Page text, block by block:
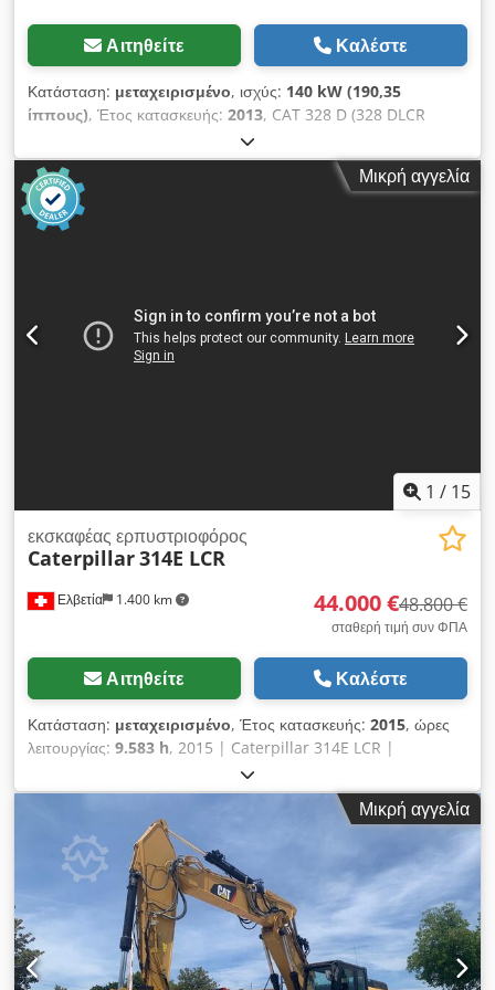
Αιτηθείτε Καλέστε
Κατάσταση: μεταχειρισμένο, ισχύς: 140 kW (190,35
ίππους), Έτος κατασκευής: 2013, CAT 328 D (328 DLCR
ZTAL) εκσκαφέας σηράγγων Πολλά επιπλέον εξαρτήματα
διαθέσιμα με επιπλέον χρέωση, π.χ. πλήρης άνω κατασκευή
κ.ά.!! • Ισχύς: 140 kW (190 hp) • Αρθρωτός/αναδιπλούμενος
βραχίονας για εργασίες σε σήραγγες • Ταχυπροσαρμογέας •
Υποστήριξη με ασπίδα • Κλιματισμός • Έκδοση κοντής ουράς •
Codpewmpcusfx Actjha - Γερμανικό μηχάνημα! - Σε
λειτουργία! - Όλοι οι σέρβις πραγματοποιήθηκαν από τη
Zeppelin / Caterpillar Επιφυλάξεις για τυχόν λάθη και
Μικρή αγγελία
1 / 15
Ελβετία 1.400 km
εκσκαφέας ερπυστριοφόρος
Caterpillar314E LCR
44.000 €48.800 €
σταθερή τιμή συν ΦΠΑ
Αιτηθείτε Καλέστε
Κατάσταση: μεταχειρισμένο, Έτος κατασκευής: 2015, ώρες
λειτουργίας: 9.583 h, 2015 | Caterpillar 314E LCR |
Μεταχειρισμένο εκσκαφέας με αλυσίδες | 9583 ώρες 📍
Τοποθεσία: Ελβετία 🚛 Διατίθεται παράδοση στον προορισμό
σας – Χρησιμοποιήστε τον υπολογιστή μεταφορικών εξόδων
για να εκτιμήσετε το κόστος μεταφοράς! 💰 Αγοράστε τώρα
στην τιμή των 44.000 ευρώ ή υποβάλετε μια προσφορά.
Διατίθεται πληρωμή κατά την παράδοση με μια προσιτή
χρέωση (με την επιφύλαξη έγκρισης)* 👷‍♂️ Ελεγμένο από
ανεξάρτητο ειδικό 65 σημεία επιθεώρησης, 53 εγκρίθηκαν ✅,
11 παρουσιάζουν ελλείψεις ℹ️, 1 θέμα προς αντιμετώπιση ⚠️. 📌
Σχόλιο επιθεωρητή: ΤΟ ΚΟΥΒΑΔΙ ΔΕΝ ΠΕΡΙΛΑΜΒΑΝΕΤΑΙ. Ο
Μικρή αγγελία